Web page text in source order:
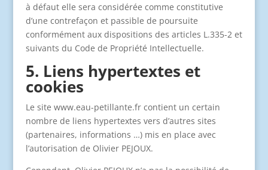
à défaut elle sera considérée comme constitutive
d’une contrefaçon et passible de poursuite
conformément aux dispositions des articles L.335-2 et
suivants du Code de Propriété Intellectuelle.
5. Liens hypertextes et
cookies
Le site www.eau-petillante.fr contient un certain
nombre de liens hypertextes vers d’autres sites
(partenaires, informations …) mis en place avec
l’autorisation de Olivier PEJOUX.